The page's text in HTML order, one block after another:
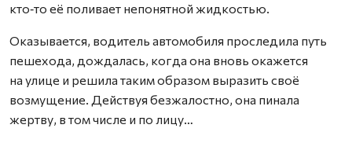
кто‑то её поливает непонятной жидкостью.
Оказывается, водитель автомобиля проследила путь
пешехода, дождалась, когда она вновь окажется
на улице и решила таким образом выразить своё
возмущение. Действуя безжалостно, она пинала
жертву, в том числе и по лицу…